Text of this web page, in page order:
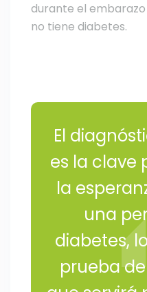
durante el
no tiene diabetes.
El
es la clave
la
una
diabetes,
prueba